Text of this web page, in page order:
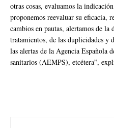
otras cosas, evaluamos la
proponemos reevaluar su eficacia,
cambios en pautas, alertamos de la
tratamientos, de las duplicidades y
las alertas de la Agencia Española
sanitarios (AEMPS), etcétera”,